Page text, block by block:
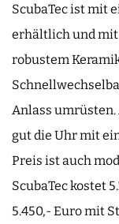
ScubaTec ist mit
erhältlich und mit
robustem
Anlass
gut die Uhr mit
Preis ist auch
ScubaTec kostet
5.450,- Euro mit